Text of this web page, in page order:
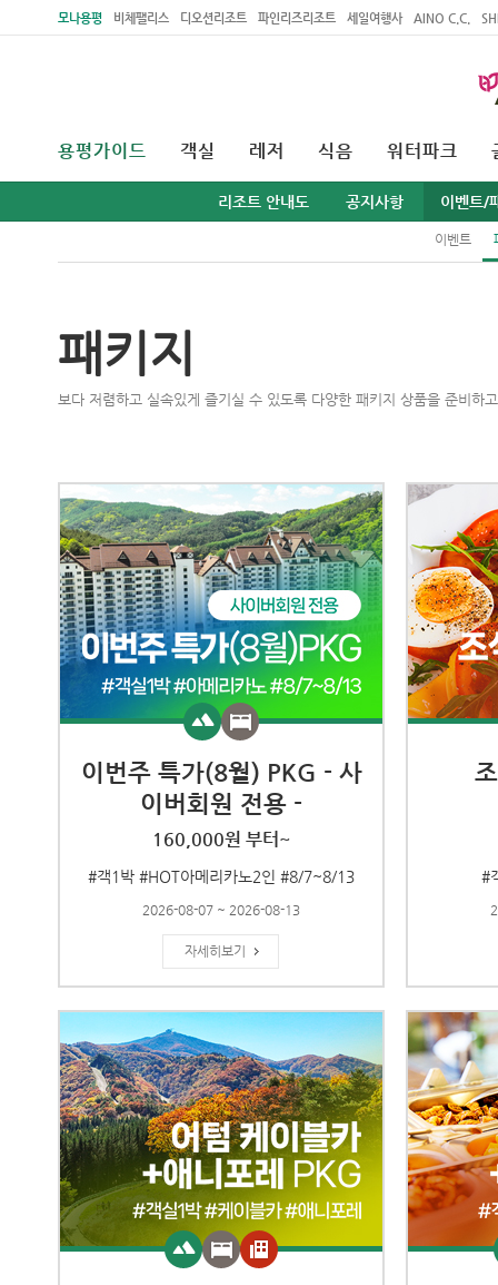
모나용평 비체팰리스 디오션리조트 파인리즈리조트 세일여행사 AINO C.C.
용평가이드
리조트 안내도 공지사항 이벤트/
이벤트
객실 레저 식음 워터파크
패키지
보다 저렴하고 실속있게 즐기실 수 있도록 다양한 패키지 상품을 준비하
이번주 특가(8월) PKG - 사
이버회원 전용 -
160,000원 부터~
#객1박 #HOT아메리카노2인 #8/7~8/13
2026-08-07 ~ 2026-08-13
자세히보기
#